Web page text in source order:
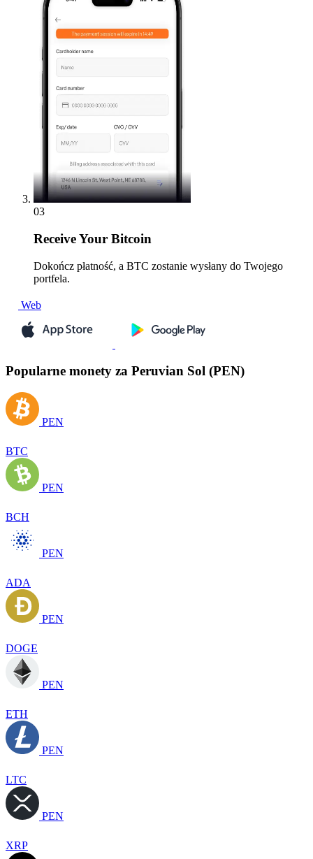
03
ReceiveYour Bitcoin
Dokończ płatność, a BTC zostanie wysłany do Twojego
portfela.
Web
Popularne monety za Peruvian Sol (PEN)
PEN
BTC
PEN
BCH
PEN
ADA
PEN
DOGE
PEN
ETH
PEN
LTC
PEN
XRP